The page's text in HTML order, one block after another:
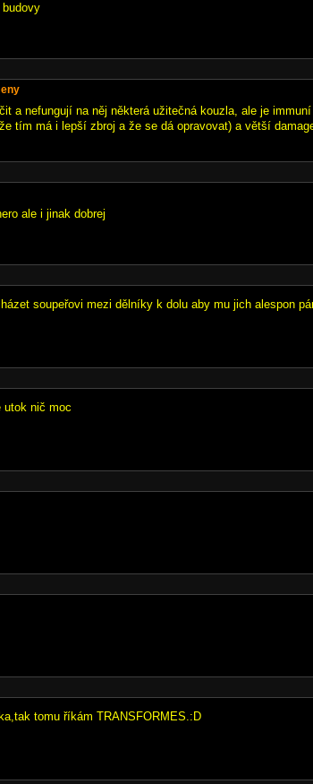
a nefungují na něj některá užitečná kouzla, ale je
tím má i lepší zbroj a že se dá opravovat) a větší
ale i jinak dobrej
soupeřovi mezi dělníky k dolu aby mu jich alespon
utok nič moc
tomu říkám TRANSFORMES.:D